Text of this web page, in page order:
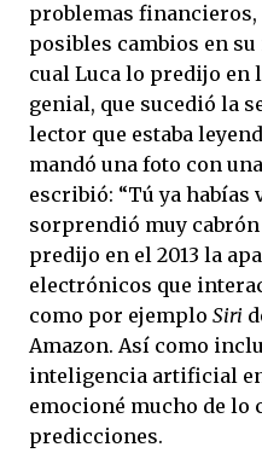
problemas
posibles cambios en
cual Luca lo predijo en
genial, que sucedió la
lector que estaba
mandó una foto con
escribió: “Tú ya habías
sorprendió muy
predijo en el 2013 la
electrónicos que
como por ejemplo Siri
Amazon. Así como
inteligencia artificial
emocioné mucho de lo
predicciones.